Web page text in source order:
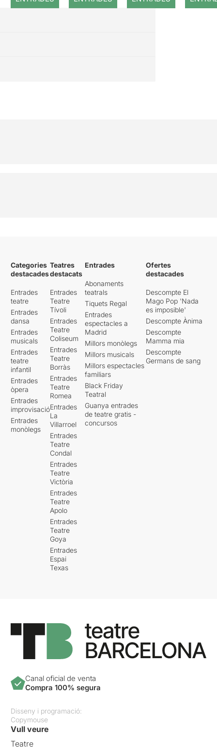
Categories
destacades
Entrades
teatre
Entrades
dansa
Entrades
musicals
Entrades
teatre
infantil
Entrades
òpera
Entrades
improvisació
Entrades
monòlegs
Teatres
destacats
Entrades
Teatre
Tívoli
Entrades
Teatre
Coliseum
Entrades
Teatre
Borràs
Entrades
Teatre
Romea
Entrades
La
Villarroel
Entrades
Teatre
Condal
Entrades
Teatre
Victòria
Entrades
Teatre
Apolo
Entrades
Teatre
Goya
Entrades
Espai
Texas
Entrades
Abonaments
teatrals
Tiquets Regal
Entrades
espectacles a
Madrid
Millors monòlegs
Millors musicals
Millors espectacles
familiars
Black Friday
Teatral
Guanya entrades
de teatre gratis -
concursos
Ofertes
destacades
Descompte El
Mago Pop 'Nada
es imposible'
Descompte Ànima
Descompte
Mamma mia
Descompte
Germans de sang
Canal oficial de venta
Compra 100% segura
Disseny i programació:
Copymouse
Vull veure
Teatre